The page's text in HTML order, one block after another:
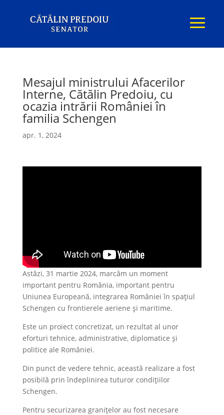
Mesajul ministrului Afacerilor
Interne, Cătălin Predoiu, cu
ocazia intrării României în
familia Schengen
apr. 1, 2024
Astăzi, 31 martie 2024, marcăm un moment
important pentru România, important pentru
Uniunea Europeană, integrarea României în spațiul
Schengen cu frontierele aeriene și maritime.
Este un proiect concretizat, un rezultat al unor
eforturi tehnice, administrative, diplomatice și
politice ale României.
Din punct de vedere tehnic, această realizare a fost
posibilă prin îndeplinirea tuturor condițiilor
Schengen.
Pentru securizarea granițelor au fost necesare